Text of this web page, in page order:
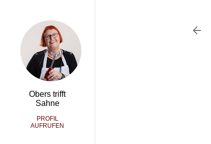
Obers trifft
Sahne
PROFIL
AUFRUFEN